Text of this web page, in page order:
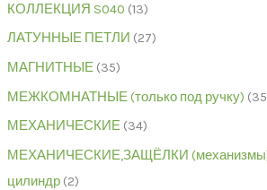
КОЛЛЕКЦИЯ S040 13
ЛАТУННЫЕ ПЕТЛИ 27
МАГНИТНЫЕ 35
МЕЖКОМНАТНЫЕ (только под ручку) 35
МЕХАНИЧЕСКИЕ 34
МЕХАНИЧЕСКИЕ,ЗАЩЁЛКИ
цилиндр 2